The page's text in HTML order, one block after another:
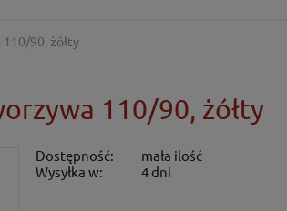
110/90, żółty
110/90, żółty
Dostępność:
mała ilość
Wysyłka w:
4 dni